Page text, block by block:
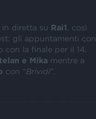
diretta su Rai1 , così
gli appuntamenti con
con la finale per il 14.
e Mika mentre a
con “Brividi”.